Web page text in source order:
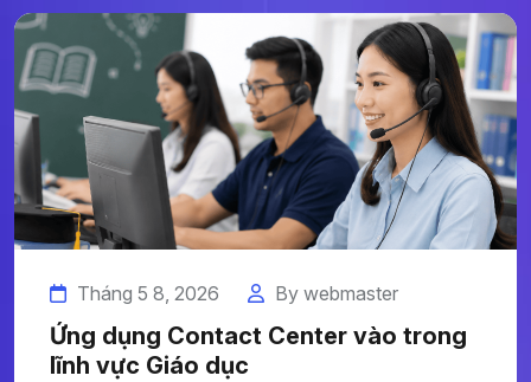
Tháng 5 8, 2026 By webmaster
Ứng dụng Contact Center vào trong
lĩnh vực Giáo dục